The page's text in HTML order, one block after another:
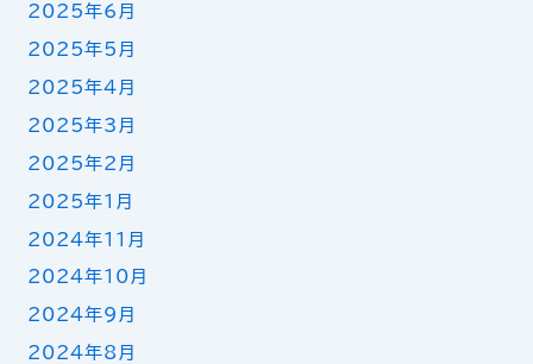
2025年6月
2025年5月
2025年4月
2025年3月
2025年2月
2025年1月
2024年11月
2024年10月
2024年9月
2024年8月